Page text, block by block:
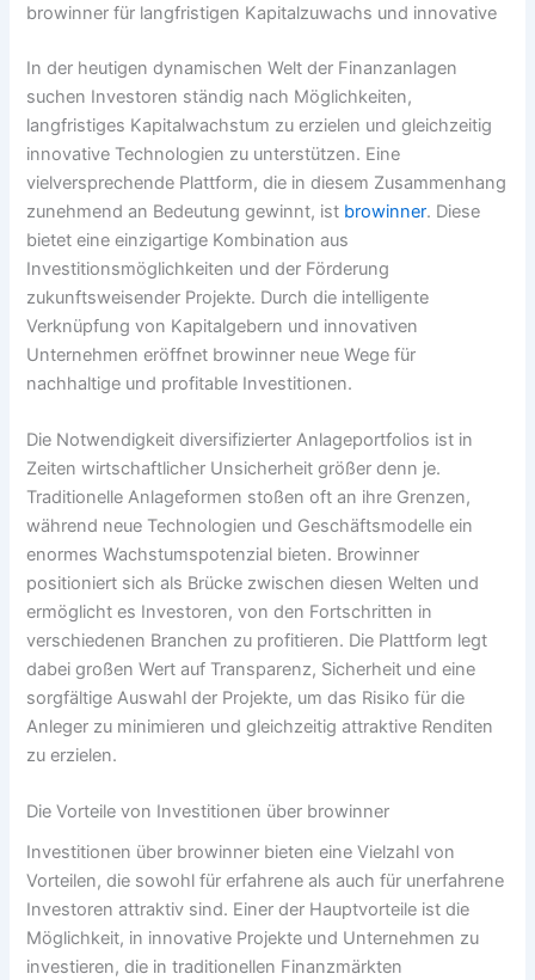
browinner für langfristigen Kapitalzuwachs und innovative
In der heutigen dynamischen Welt der Finanzanlagen
suchen Investoren ständig nach Möglichkeiten,
langfristiges Kapitalwachstum zu erzielen und gleichzeitig
innovative Technologien zu unterstützen. Eine
vielversprechende Plattform, die in diesem Zusammenhang
zunehmend an Bedeutung gewinnt, ist browinner. Diese
bietet eine einzigartige Kombination aus
Investitionsmöglichkeiten und der Förderung
zukunftsweisender Projekte. Durch die intelligente
Verknüpfung von Kapitalgebern und innovativen
Unternehmen eröffnet browinner neue Wege für
nachhaltige und profitable Investitionen.
Die Notwendigkeit diversifizierter Anlageportfolios ist in
Zeiten wirtschaftlicher Unsicherheit größer denn je.
Traditionelle Anlageformen stoßen oft an ihre Grenzen,
während neue Technologien und Geschäftsmodelle ein
enormes Wachstumspotenzial bieten. Browinner
positioniert sich als Brücke zwischen diesen Welten und
ermöglicht es Investoren, von den Fortschritten in
verschiedenen Branchen zu profitieren. Die Plattform legt
dabei großen Wert auf Transparenz, Sicherheit und eine
sorgfältige Auswahl der Projekte, um das Risiko für die
Anleger zu minimieren und gleichzeitig attraktive Renditen
zu erzielen.
Die Vorteile von Investitionen über browinner
Investitionen über browinner bieten eine Vielzahl von
Vorteilen, die sowohl für erfahrene als auch für unerfahrene
Investoren attraktiv sind. Einer der Hauptvorteile ist die
Möglichkeit, in innovative Projekte und Unternehmen zu
investieren, die in traditionellen Finanzmärkten